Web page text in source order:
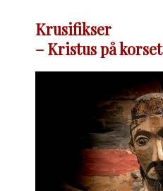
Krusifikser
– Kristus på korset